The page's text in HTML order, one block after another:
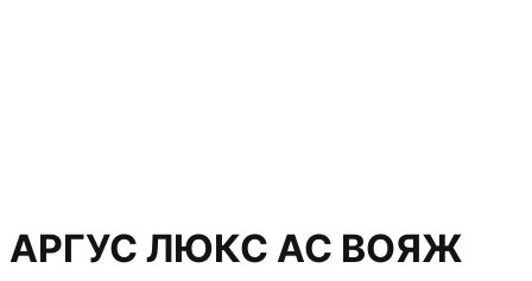
АРГУС ЛЮКС АС ВОЯЖ